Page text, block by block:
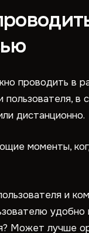
проводить в
пользователя, в
дистанционно.
моменты,
и
удобно
Может лучше